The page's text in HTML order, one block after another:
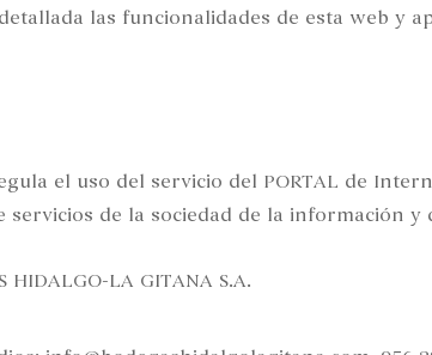
las funcionalidades de esta web y
el uso del servicio del PORTAL de
servicios de la sociedad de la información
LA GITANA S.A.